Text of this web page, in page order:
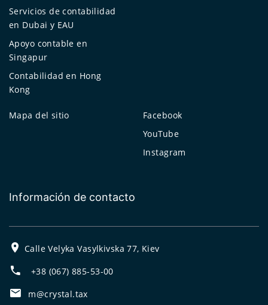
Servicios de contabilidad
en Dubai y EAU
Apoyo contable en
Singapur
Contabilidad en Hong
Kong
Mapa del sitio
Facebook
YouTube
Instagram
Información de contacto
Calle Velyka Vasylkivska 77, Kiev
+38 (067) 885-53-00
m@crystal.tax